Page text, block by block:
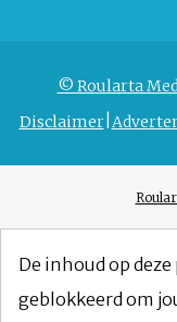
© Roularta
Disclaimer
De inhoud op
geblokkeerd om